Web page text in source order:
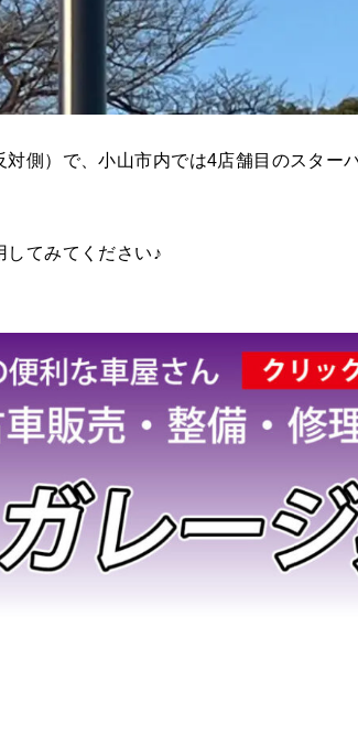
側）で、小山市内では4店舗目のスター
してみてください♪